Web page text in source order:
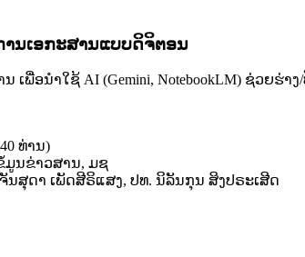
ນເອກະສານແບບດິຈິຕອນ
ພື່ອນຳໃຊ້ AI (Gemini, NotebookLM) ຊ່ວຍ
ທ່ານ)
ມູນຂ່າວສານ, ມຊ
ສຸດາ ເພັດສີຣິແສງ, ປທ. ນິລັນກຸນ ສິງປຣະເສີດ